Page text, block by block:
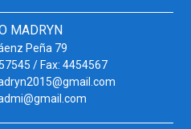
MADRYN
Peña 79
/ Fax: 4454567